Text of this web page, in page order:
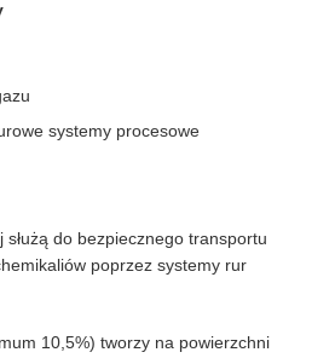
systemy procesowe
do bezpiecznego transportu
poprzez systemy rur
10,5%) tworzy na powierzchni